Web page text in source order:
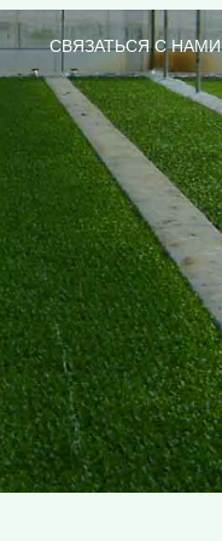
СВЯЗАТЬСЯ С НАМИ